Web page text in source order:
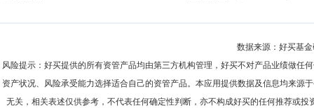
数据来源：好买基
风险提示：好买提供的所有资管产品均由第三方机构管理，好买不对产品业绩做
资产状况、风险承受能力选择适合自己的资管产品。本应用提供数据及信息均来
无关，相关表述仅供参考，不代表任何确定性判断，亦不构成好买的任何推荐或